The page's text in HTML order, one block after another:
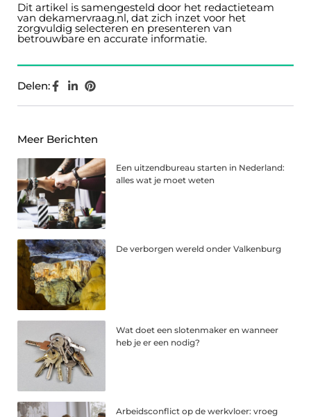
Dit artikel is samengesteld door het redactieteam
van dekamervraag.nl, dat zich inzet voor het
zorgvuldig selecteren en presenteren van
betrouwbare en accurate informatie.
Delen:
Meer Berichten
Een uitzendbureau starten in Nederland:
alles wat je moet weten
De verborgen wereld onder Valkenburg
Wat doet een slotenmaker en wanneer
heb je er een nodig?
Arbeidsconflict op de werkvloer: vroeg